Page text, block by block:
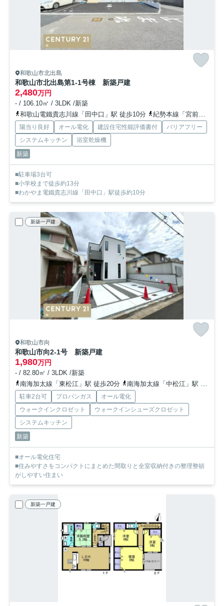
和歌山市北出島
和歌山市北出島第1-1号棟 新築戸建
2,480万円
- / 106.10㎡ / 3LDK /新築
和歌山電鐵貴志川線「田中口」駅 徒歩10分
紀勢本線「宮前」駅 徒歩16分
陽当り良好 オール電化 建設住宅性能評価書付
バリアフリー
システムキッチン
浴室乾燥機
新築
■駐車場3台可
■小学校まで徒歩約13分
■わかやま電鐵貴志川線「田中口」駅徒歩約10分
新築一戸建
和歌山市向
和歌山市向2-1号 新築戸建
1,980万円
- / 82.80㎡ / 3LDK /新築
南海加太線「東松江」駅 徒歩20分
南海加太線「中松江」駅 徒歩27分
駐車2台可 プロパンガス
オール電化
ウォークインクロゼット
ウォークインシューズクロゼット
システムキッチン
新築
■オール電化住宅
■住みやすさをコンパクトにまとめた間取りと全室収納付きの整理整頓
がしやすい住まい
新築一戸建